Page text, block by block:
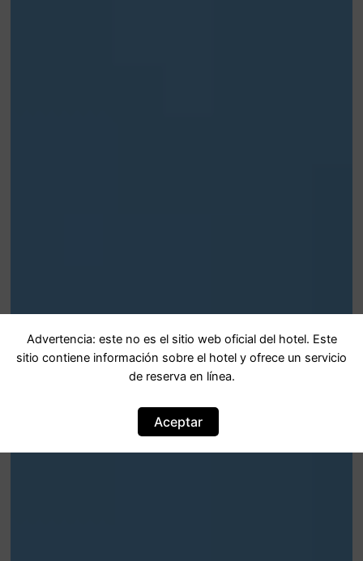
Advertencia: este no es el sitio web oficial del hotel. Este
sitio contiene información sobre el hotel y ofrece un servicio
de reserva en línea.
Aceptar